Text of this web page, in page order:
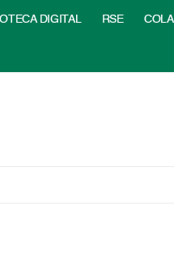
DIGITAL RSE